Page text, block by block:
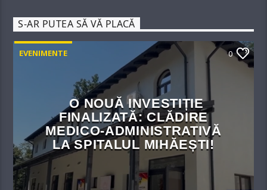
S-AR PUTEA SĂ VĂ PLACĂ
EVENIMENTE 0
O NOUĂ INVESTIȚIE
FINALIZATĂ: CLĂDIRE
MEDICO-ADMINISTRATIVĂ
LA SPITALUL MIHĂEȘTI!​